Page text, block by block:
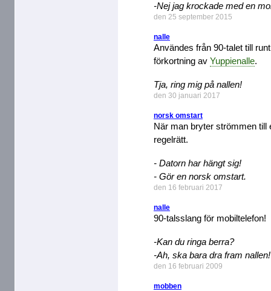
-Nej jag krockade med en
den 25 september 2015
nalle
Användes från 90-talet till
förkortning av Yuppienalle.
Tja, ring mig på nallen!
den 30 januari 2017
norsk omstart
När man bryter strömmen till
regelrätt.
- Datorn har hängt sig!
- Gör en norsk omstart.
den 16 februari 2017
nalle
90-talsslang för mobiltelefon!
-Kan du ringa berra?
-Ah, ska bara dra fram nallen!
den 16 februari 2009
mobben